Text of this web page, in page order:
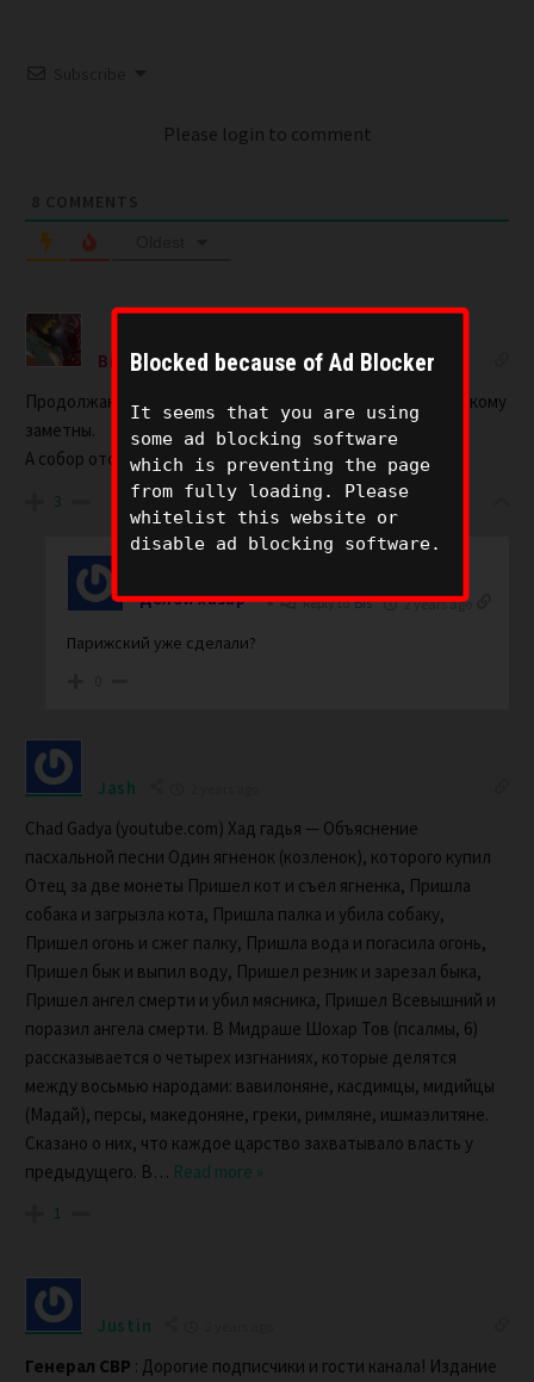
Please login to comment
Bis 2 years ago
Продолжают отвлекать народ от тех дел которые мало кому
заметны.
А собор отскоблят и отремонтируют.
3
Долой хазар Reply toBis 2 years ago
Парижский уже сделали?
Jash
Chad Gadya (youtube.com) Хад гадья — Объяснение
пасхальной песни Один ягненок (козленок), которого купил
Отец за две монеты Пришел кот и съел ягненка, Пришла
собака и загрызла кота, Пришла палка и убила собаку,
Пришел огонь и сжег палку, Пришла вода и погасила огонь,
Пришел бык и выпил воду, Пришел резник и зарезал быка,
Пришел ангел смерти и убил мясника, Пришел Всевышний и
поразил ангела смерти. В Мидраше Шохар Тов (псалмы, 6)
рассказывается о четырех изгнаниях, которые делятся
между восьмью народами: вавилоняне, касдимцы, мидийцы
(Мадай), персы, македоняне, греки, римляне, ишмаэлитяне.
Сказано о них, что каждое царство захватывало власть у
предыдущего. В… Read more »
1
Justin
Генерал СВР : Дорогие подписчики и гости канала! Издание
Blocked because of Ad Blocker
It seems that you are using
some ad blocking software
which is preventing the page
from fully loading. Please
whitelist this website or
disable ad blocking software.